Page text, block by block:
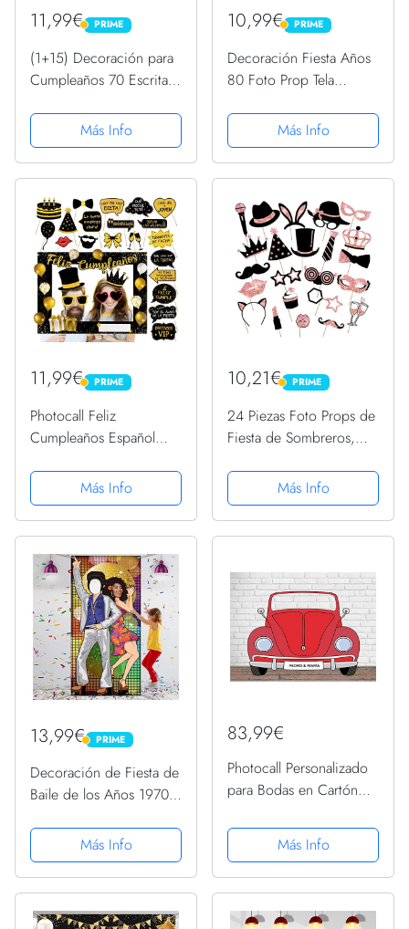
11,99€ PRIME
PRIME
(1+15) Decoración para
Cumpleaños 70 Escrita
Feliz Cumpleños 70
Decoración 70 Años
Negro Oro Happy
con15 Globos...
Más Info
10,99€ PRIME
PRIME
Decoración Fiesta Años
80 Foto Prop Tela
Fotografía 180×100cm
para Fiesta Hippie
Cumpleaños Años 70
Más Info
11,99€ PRIME
PRIME
Photocall Feliz
Cumpleaños Español
Marco de Fotocol Oro
para Fiesta Cumpleaños
Photocall Frases
Más Info
10,21€ PRIME
PRIME
24 Piezas Foto Props de
Fiesta de Sombreros,
Props,Accesorios
Photocall para Fiesta
Cumpleaños Boda
(Oro Rosa)
Más Info
13,99€ PRIME
PRIME
Decoración de Fiesta de
Baile de los Años 1970
Adornos de Fiesta
Temática de Disco
Materiales de Fiesta con
Más Info
83,99€
Photocall Personalizado
para Bodas en Cartón
| Photocall Personalizado
Coche Rojo | Photocall
Personalizado
Económico y Original
|...
Más Info